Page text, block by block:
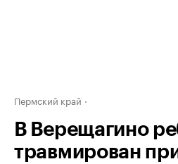
Пермский край
В Верещагино
травмирован